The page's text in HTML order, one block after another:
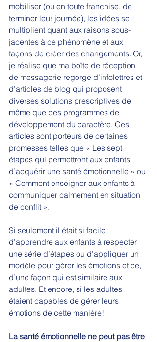
mobiliser (ou en toute franchise, de
terminer leur journée), les idées se
multiplient quant aux raisons sous-
jacentes à ce phénomène et aux
façons de créer des changements. Or,
je réalise que ma boîte de réception
de messagerie regorge d’infolettres et
d’articles de blog qui proposent
diverses solutions prescriptives de
même que des programmes de
développement du caractère. Ces
articles sont porteurs de certaines
promesses telles que « Les sept
étapes qui permettront aux enfants
d’acquérir une santé émotionnelle » ou
« Comment enseigner aux enfants à
communiquer calmement en situation
de conflit ».
Si seulement il était si facile
d’apprendre aux enfants à respecter
une série d’étapes ou d’appliquer un
modèle pour gérer les émotions et ce,
d’une façon qui est similaire aux
adultes. Et encore, si les adultes
étaient capables de gérer leurs
émotions de cette manière!
La santé émotionnelle ne peut pas être